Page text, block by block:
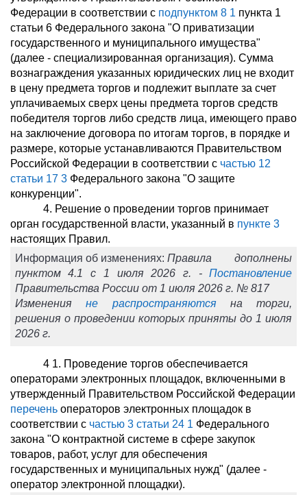
Федерации в соответствии с подпунктом 8 1 пункта 1
статьи 6 Федерального закона "О приватизации
государственного и муниципального имущества"
(далее - специализированная организация). Сумма
вознаграждения указанных юридических лиц не входит
в цену предмета торгов и подлежит выплате за счет
уплачиваемых сверх цены предмета торгов средств
победителя торгов либо средств лица, имеющего право
на заключение договора по итогам торгов, в порядке и
размере, которые устанавливаются Правительством
Российской Федерации в соответствии с частью 12
статьи 17 3 Федерального закона "О защите
конкуренции".
4. Решение о проведении торгов принимает
орган государственной власти, указанный в пункте 3
настоящих Правил.
Информация об изменениях: Правила дополнены
пунктом 4.1 с 1 июля 2026 г. -Постановление
Правительства России от 1 июля 2026 г. № 817
Измененияне распространяютсяна торги,
решения о проведении которых приняты до 1 июля
2026 г.
4 1. Проведение торгов обеспечивается
операторами электронных площадок, включенными в
утвержденный Правительством Российской Федерации
перечень операторов электронных площадок в
соответствии с частью 3 статьи 24 1 Федерального
закона "О контрактной системе в сфере закупок
товаров, работ, услуг для обеспечения
государственных и муниципальных нужд" (далее -
оператор электронной площадки).